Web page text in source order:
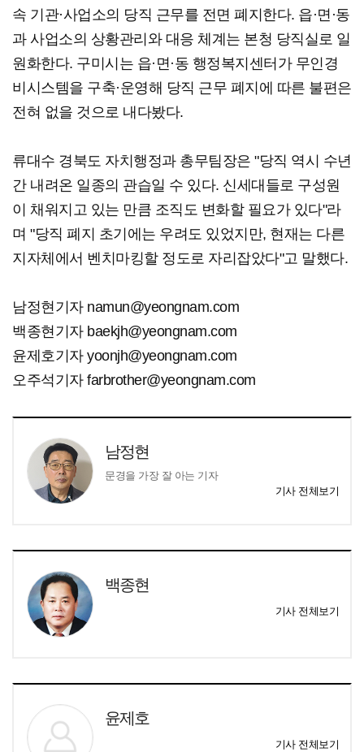
속 기관·사업소의 당직 근무를 전면 폐지한다. 읍·면·동
과 사업소의 상황관리와 대응 체계는 본청 당직실로 일
원화한다. 구미시는 읍·면·동 행정복지센터가 무인경
비시스템을 구축·운영해 당직 근무 폐지에 따른 불편은
전혀 없을 것으로 내다봤다.
류대수 경북도 자치행정과 총무팀장은 "당직 역시 수년
간 내려온 일종의 관습일 수 있다. 신세대들로 구성원
이 채워지고 있는 만큼 조직도 변화할 필요가 있다"라
며 "당직 폐지 초기에는 우려도 있었지만, 현재는 다른
지자체에서 벤치마킹할 정도로 자리잡았다"고 말했다.
남정현기자 namun@yeongnam.com
백종현기자 baekjh@yeongnam.com
윤제호기자 yoonjh@yeongnam.com
오주석기자 farbrother@yeongnam.com
남정현
문경을 가장 잘 아는 기자
기사 전체보기
백종현
기사 전체보기
윤제호
기사 전체보기